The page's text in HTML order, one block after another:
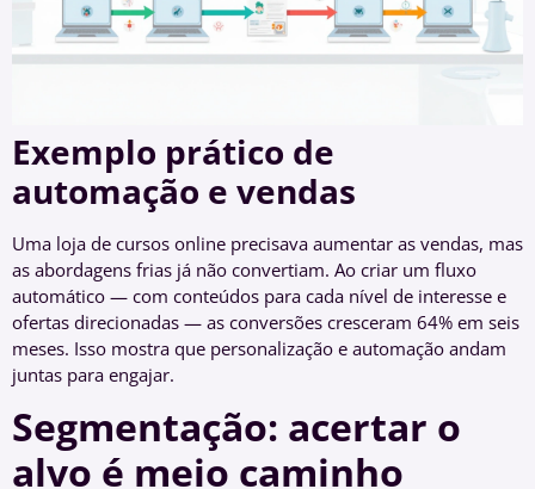
Exemplo prático de
automação e vendas
Uma loja de cursos online precisava aumentar as vendas, mas
as abordagens frias já não convertiam. Ao criar um fluxo
automático — com conteúdos para cada nível de interesse e
ofertas direcionadas — as conversões cresceram 64% em seis
meses. Isso mostra que personalização e automação andam
juntas para engajar.
Segmentação: acertar o
alvo é meio caminho